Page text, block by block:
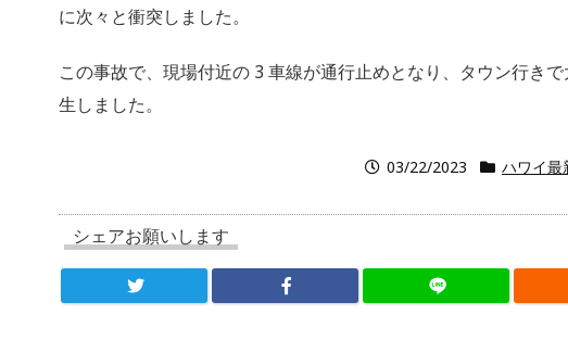
に次々と衝突しました。
この事故で、現場付近の 3 車線が通行止めとなり、タウン行き
生しました。
03/22/2023 ハワイ最
シェアお願いします